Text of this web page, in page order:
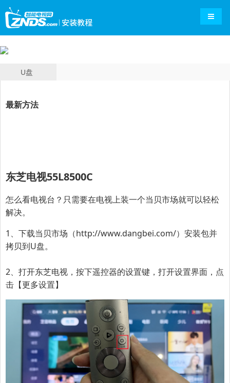
导航
U盘
最新方法
东芝电视55L8500C
怎么看电视台？只需要在电视上装一个当贝市场就可以轻松
解决。
1、下载当贝市场（http://www.dangbei.com/）安装包并
拷贝到U盘。
2、打开东芝电视，按下遥控器的设置键，打开设置界面，点
击【更多设置】